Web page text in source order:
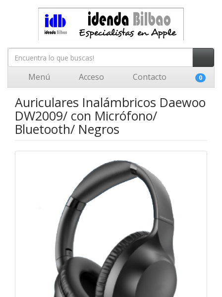
Menú Acceso Contacto 0
Auriculares Inalámbricos Daewoo
DW2009/ con Micrófono/
Bluetooth/ Negros